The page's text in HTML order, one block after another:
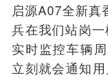
启源A07全新真
兵在我们站岗
实时监控车辆
立刻就会通知